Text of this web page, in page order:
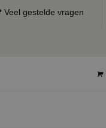
Veel gestelde vragen